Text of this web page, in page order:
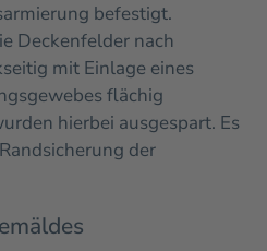
befestigt.
Deckenfelder nach
mit Einlage eines
flächig
hierbei ausgespart. Es
der